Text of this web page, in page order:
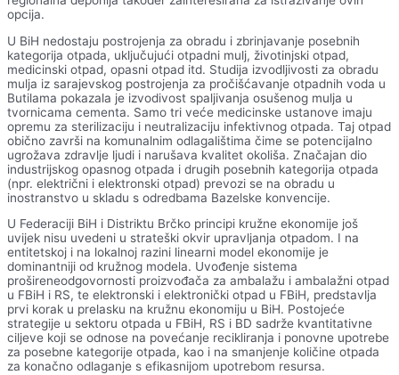
opcija.
U BiH nedostaju postrojenja za obradu i zbrinjavanje posebnih
kategorija otpada, uključujući otpadni mulj, životinjski otpad,
medicinski otpad, opasni otpad itd. Studija izvodljivosti za obradu
mulja iz sarajevskog postrojenja za pročišćavanje otpadnih voda u
Butilama pokazala je izvodivost spaljivanja osušenog mulja u
tvornicama cementa. Samo tri veće medicinske ustanove imaju
opremu za sterilizaciju i neutralizaciju infektivnog otpada. Taj otpad
obično završi na komunalnim odlagalištima čime se potencijalno
ugrožava zdravlje ljudi i narušava kvalitet okoliša. Značajan dio
industrijskog opasnog otpada i drugih posebnih kategorija otpada
(npr. električni i elektronski otpad) prevozi se na obradu u
inostranstvo u skladu s odredbama Bazelske konvencije.
U Federaciji BiH i Distriktu Brčko principi kružne ekonomije još
uvijek nisu uvedeni u strateški okvir upravljanja otpadom. I na
entitetskoj i na lokalnoj razini linearni model ekonomije je
dominantniji od kružnog modela. Uvođenje sistema
prošireneodgovornosti proizvođača za ambalažu i ambalažni otpad
u FBiH i RS, te elektronski i elektronički otpad u FBiH, predstavlja
prvi korak u prelasku na kružnu ekonomiju u BiH. Postojeće
strategije u sektoru otpada u FBiH, RS i BD sadrže kvantitativne
ciljeve koji se odnose na povećanje recikliranja i ponovne upotrebe
za posebne kategorije otpada, kao i na smanjenje količine otpada
za konačno odlaganje s efikasnijom upotrebom resursa.